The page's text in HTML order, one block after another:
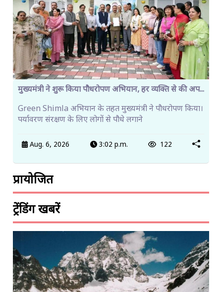
मुख्यमंत्री ने शुरू किया पौधरोपण अभियान, हर व्यक्ति से की अप...
Green Shimla अभियान के तहत मुख्यमंत्री ने पौधरोपण किया।
पर्यावरण संरक्षण के लिए लोगों से पौधे लगाने
Aug. 6, 2026 3:02 p.m. 122
प्रायोजित
ट्रेंडिंग खबरें